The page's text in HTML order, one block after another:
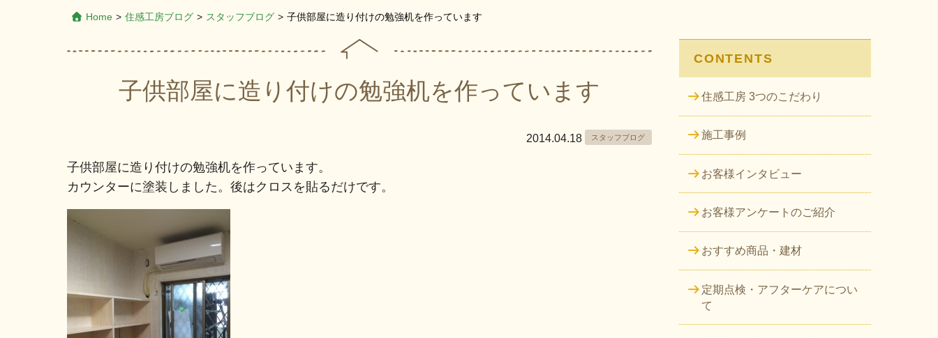
Home > 住感工房ブログ > スタッフブログ > 子供部屋に造り付けの勉強机を作っています
子供部屋に造り付けの勉強机を作っています
2014.04.18 スタッフブログ
子供部屋に造り付けの勉強机を作っています。
カウンターに塗装しました。後はクロスを貼るだけです。
CONTENTS
住感工房 3つのこだわり
施工事例
お客様インタビュー
お客様アンケートのご紹介
おすすめ商品・建材
定期点検・アフターケアについ
て